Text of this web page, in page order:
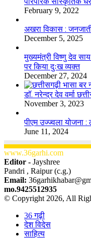
February 9, 2022
अखरा विकास :
December 5, 2025
मुख्यमंत्री विष्णु देव
पर किया दुःख व्यक्त
December 27, 2024
डॉ. नरेन्द्र देव वर्मा
November 3, 2023
पीएम उज्ज्वला योजना
June 11, 2024
www.36garhi.com
Editor - Jayshree
Pandri , Raipur (c.g.)
Email:
mo.9425512935
© Copyright 2026, All
36 गढ़ी
देश विदेस
साहित्य